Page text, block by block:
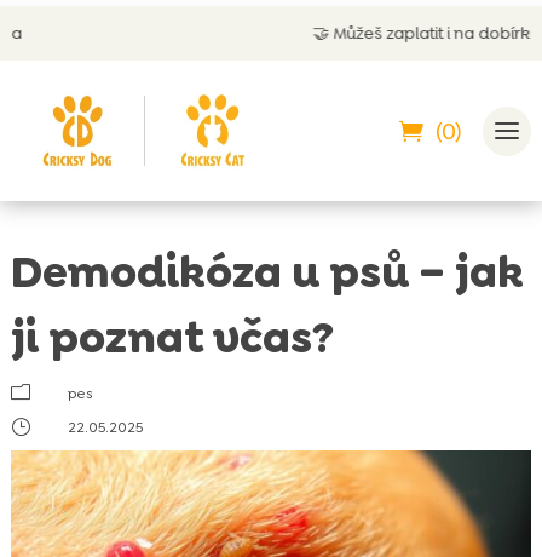
Můžeš zaplatit i na dobírku
(0)
Demodikóza u psů – jak
ji poznat včas?
m
pes
}
22.05.2025